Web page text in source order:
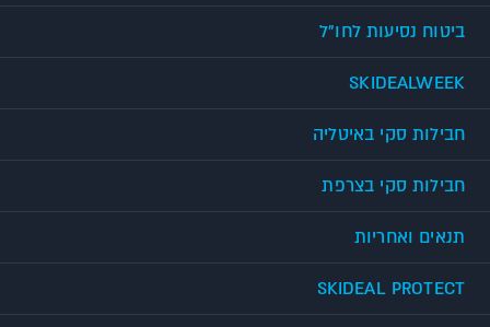
ביטוח נסיעות לחו"ל
SKIDEALWEEK
חבילות סקי באיטליה
חבילות סקי בצרפת
תנאים ואחריות
SKIDEAL PROTECT